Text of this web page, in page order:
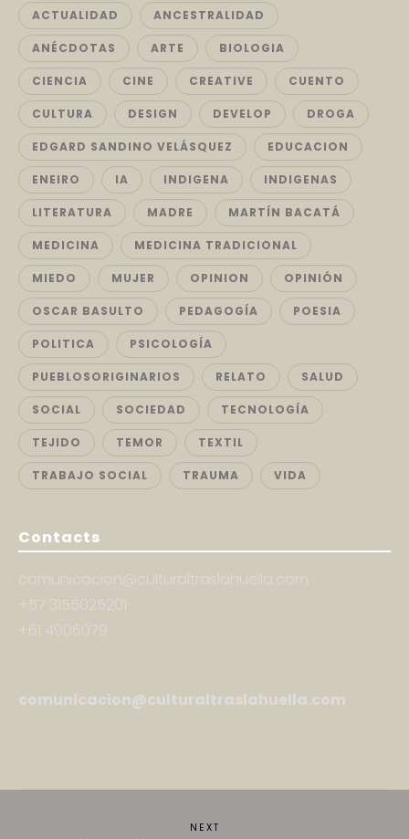
ACTUALIDAD ANCESTRALIDAD
ANÉCDOTAS ARTE BIOLOGIA
CIENCIA CINE CREATIVE CUENTO
CULTURA DESIGN DEVELOP DROGA
EDGARD SANDINO VELÁSQUEZ EDUCACION
ENEIRO IA INDIGENA INDIGENAS
LITERATURA MADRE MARTÍN BACATÁ
MEDICINA MEDICINA TRADICIONAL
MIEDO MUJER OPINION OPINIÓN
OSCAR BASULTO PEDAGOGÍA POESIA
POLITICA PSICOLOGÍA
PUEBLOSORIGINARIOS RELATO SALUD
SOCIAL SOCIEDAD TECNOLOGÍA
TEJIDO TEMOR TEXTIL
TRABAJO SOCIAL TRAUMA VIDA
Contacts
comunicacion@culturaltraslahuella.com
+57 3155025201
+61 4906079
comunicacion@culturaltraslahuella.com
NEXT